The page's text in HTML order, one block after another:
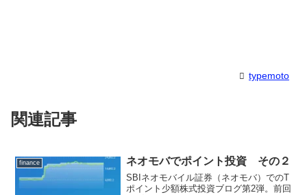
typemoto
関連記事
finance ネオモバでポイント投資 その２
SBIネオモバイル証券（ネオモバ）でのT
ポイント少額株式投資ブログ第2弾。前回